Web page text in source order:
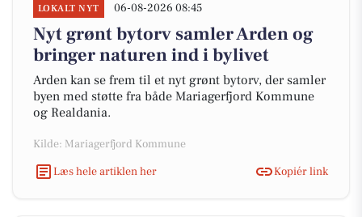
LOKALT NYT 06-08-2026 08:45
Nyt grønt bytorv samler Arden og
bringer naturen ind i bylivet
Arden kan se frem til et nyt grønt bytorv, der samler
byen med støtte fra både Mariagerfjord Kommune
og Realdania.
Kilde: Mariagerfjord Kommune
Læs hele artiklen her
Kopiér link